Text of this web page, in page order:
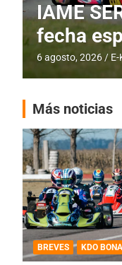
IAME
fecha
4 agosto, 2026
Más noticias
BREVES KDO